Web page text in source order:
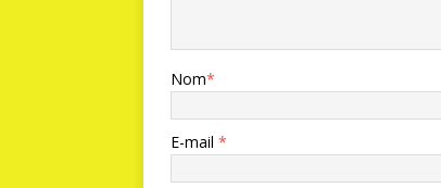
Nom*
E-mail *